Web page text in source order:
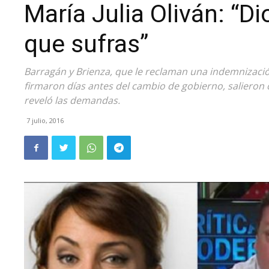
María Julia Oliván:
que sufras”
Barragán y Brienza, que le reclaman una
firmaron días antes del cambio de gobierno,
reveló las demandas.
7 julio, 2016